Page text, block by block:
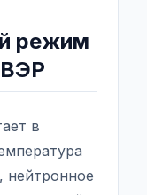
режим
в
нейтронное